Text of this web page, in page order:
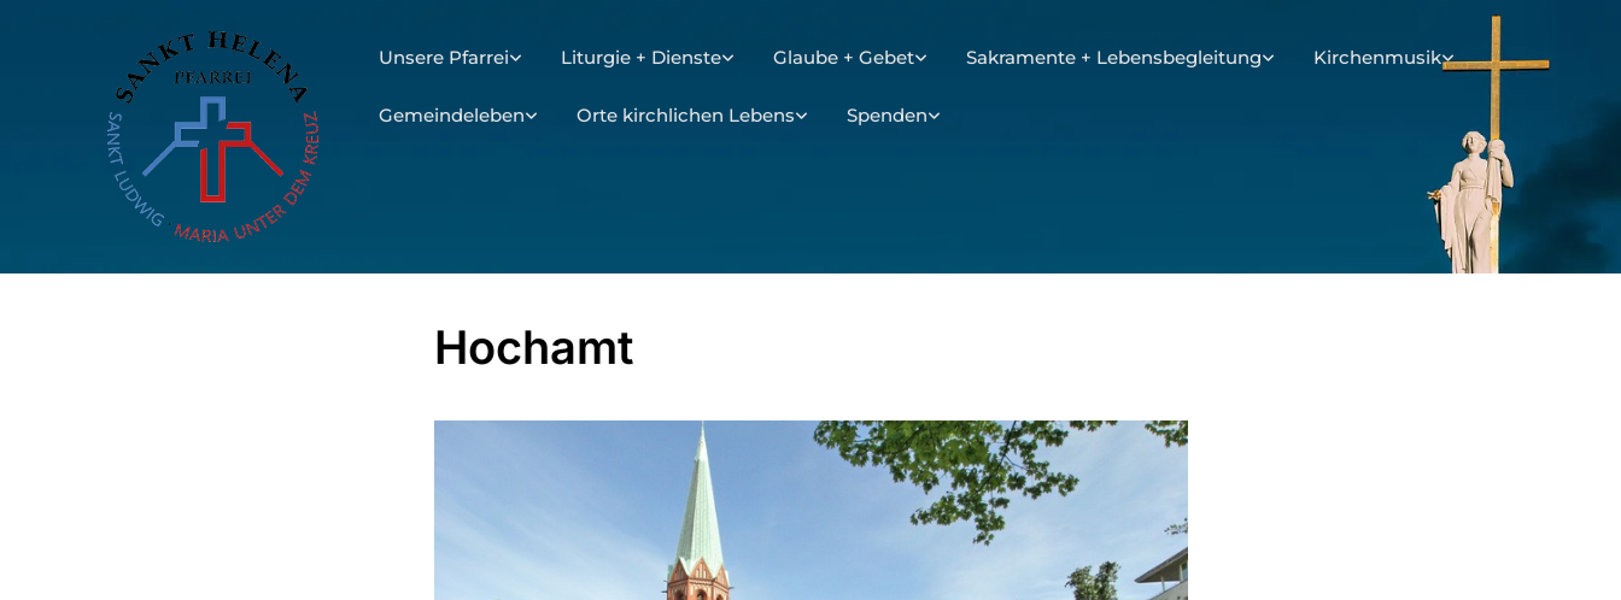
Unsere Pfarrei Liturgie + Dienste Glaube + Gebet Sakramente + Lebensbegleitung Kirchenmusik
Gemeindeleben Orte kirchlichen Lebens Spenden
Hochamt